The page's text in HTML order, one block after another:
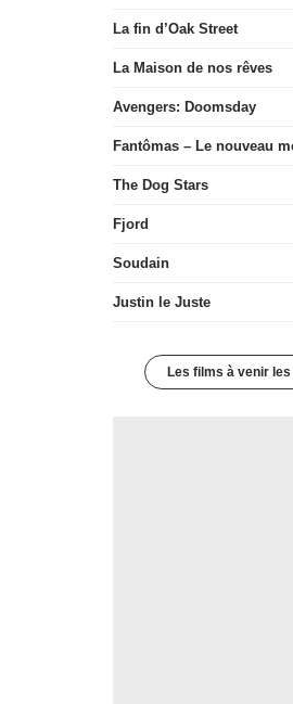
La fin d’Oak Street
La Maison de nos rêves
Avengers: Doomsday
Fantômas – Le nouveau
The Dog Stars
Fjord
Soudain
Justin le Juste
Les films à venir